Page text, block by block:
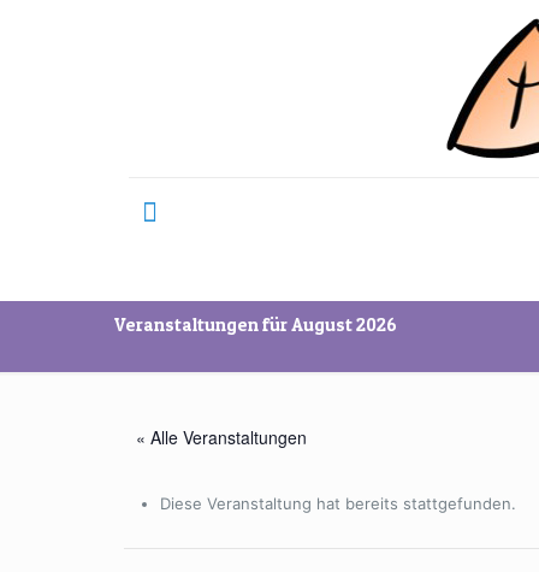
Veranstaltungen für August 2026
« Alle Veranstaltungen
Diese Veranstaltung hat bereits stattgefunden.